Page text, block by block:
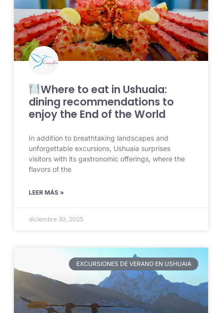
Where to eat in Ushuaia:
dining recommendations to
enjoy the End of the World
In addition to breathtaking landscapes and
unforgettable excursions, Ushuaia surprises
visitors with its gastronomic offerings, where the
flavors of the
LEER MÁS »
diciembre 30, 2025
EXCURSIONES DE VERANO EN USHUAIA